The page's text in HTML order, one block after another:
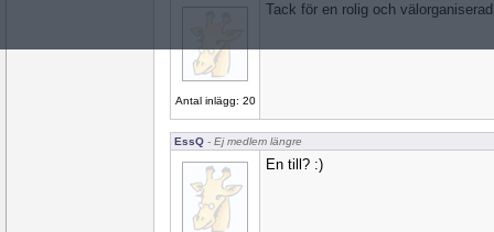
Antal inlägg: 20
Tack för en rolig och
EssQ - Ej medlem längre
En till? :)